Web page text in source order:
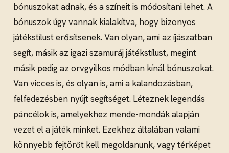
bónuszokat adnak, és a színeit is módosítani lehet. A
bónuszok úgy vannak kialakítva, hogy bizonyos
játékstílust erősítsenek. Van olyan, ami az íjászatban
segít, másik az igazi szamuráj játékstílust, megint
másik pedig az orvgyilkos módban kínál bónuszokat.
Van vicces is, és olyan is, ami a kalandozásban,
felfedezésben nyújt segítséget. Léteznek legendás
páncélok is, amelyekhez mende-mondák alapján
vezet el a játék minket. Ezekhez általában valami
könnyebb fejtörőt kell megoldanunk, vagy térképet